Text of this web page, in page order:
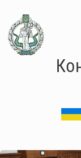
основного
матеріалу